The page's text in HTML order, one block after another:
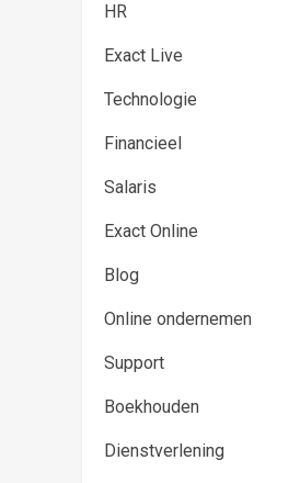
HR
Exact Live
Technologie
Financieel
Salaris
Exact Online
Blog
Online ondernemen
Support
Boekhouden
Dienstverlening